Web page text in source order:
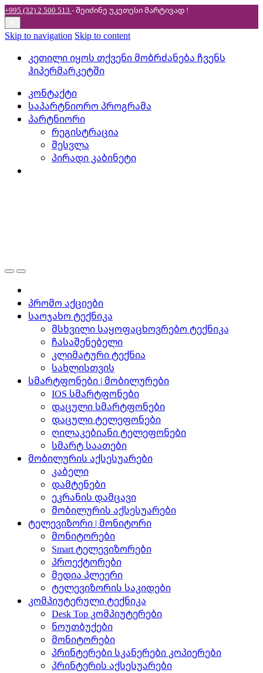
+995 (32) 2 500 513 - შეიძინე უკეთესიმარტივად !
Skip to navigation Skip to content
კეთილი იყოს თქვენი მობრძანება ჩვენს
ჰიპერმარკეტში
კონტაქტი
საპარტნიორო პროგრამა
პარტნიორი
რეგისტრაცია
შესვლა
პირადი კაბინეტი
პრომო აქციები
საოჯახო ტექნიკა
მსხვილი საყოფაცხოვრებო ტექნიკა
ჩასაშენებელი
კლიმატური ტექნია
სახლისთვის
სმარტფონები | მობილურები
IOS სმარტფონები
დაცული სმარტფონები
დაცული ტელეფონები
ღილაკებიანი ტელეფონები
სმარტ საათები
მობილურის აქსესუარები
კაბელი
დამტენები
ეკრანის დამცავი
მობილურის აქსესუარები
ტელევიზორი | მონიტორი
მონიტორები
Smart ტელევიზორები
პროექტორები
მედია პლეერი
ტელევიზორის საკიდები
კომპიუტერული ტექნიკა
Desk Top კომპიუტერები
ნოუთბუქები
მონიტორები
პრინტერები სკანერები კოპიერები
პრინტერის აქსესუარები